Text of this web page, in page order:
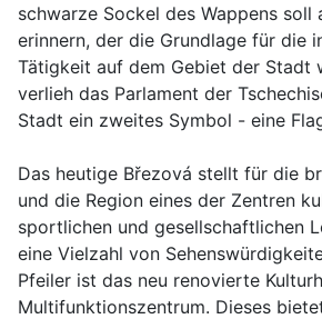
schwarze Sockel des Wappens soll
erinnern, der die Grundlage für die
Tätigkeit auf dem Gebiet der Stadt
verlieh das Parlament der
Stadt ein zweites Symbol - eine
Das heutige Březová stellt für die
und die Region eines der Zentren
sportlichen und gesellschaftlichen
eine Vielzahl von
Pfeiler ist das neu renovierte
Multifunktionszentrum. Dieses